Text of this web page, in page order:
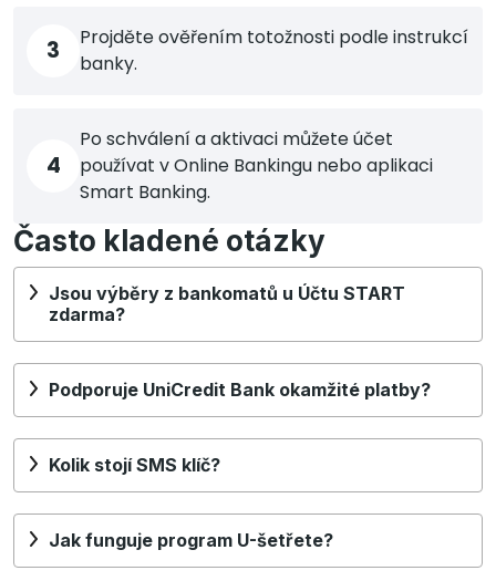
3
Projděte ověřením totožnosti podle instrukcí
banky.
4
Po schválení a aktivaci můžete účet
používat v Online Bankingu nebo aplikaci
Smart Banking.
Často kladené otázky
Jsou výběry z bankomatů u Účtu START
zdarma?
Podporuje UniCredit Bank okamžité platby?
Kolik stojí SMS klíč?
Jak funguje program U-šetřete?